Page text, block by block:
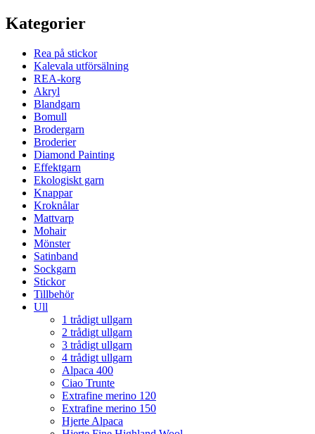
Kategorier
Rea på stickor
Kalevala utförsälning
REA-korg
Akryl
Blandgarn
Bomull
Brodergarn
Broderier
Diamond Painting
Effektgarn
Ekologiskt garn
Knappar
Kroknålar
Mattvarp
Mohair
Mönster
Satinband
Sockgarn
Stickor
Tillbehör
Ull
1 trådigt ullgarn
2 trådigt ullgarn
3 trådigt ullgarn
4 trådigt ullgarn
Alpaca 400
Ciao Trunte
Extrafine merino 120
Extrafine merino 150
Hjerte Alpaca